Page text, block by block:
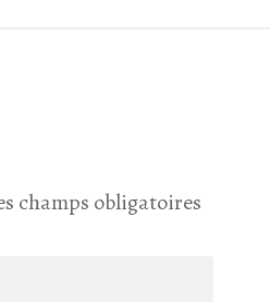
champs obligatoires